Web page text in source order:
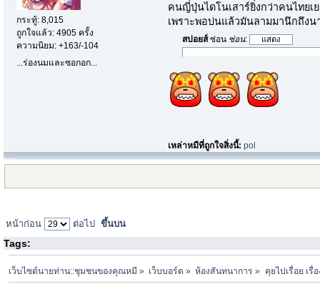
กระทู้: 8,015
ถูกใจแล้ว: 4905 ครั้ง
ความนิยม: +163/-104
...ร่องนมและซอกอก...
คนญี่ปุ่นไดโนเสาร์ยิ่งกว่าคนไทยเ
เพราะพอบ่นแล้วมันลามมานึกถึงน
สปอยส์ซ่อน ซ่อน:
เหล่าหมีที่ถูกใจสิ่งนี้:pol
หน้าก่อน ต่อไป ขึ้นบน
Tags:
เว็บไซต์นายท่าน::ชุมชนของคุณหมี » เว็บบอร์ด » ห้องสันทนาการ » คุยไปเรื่อย เรื่